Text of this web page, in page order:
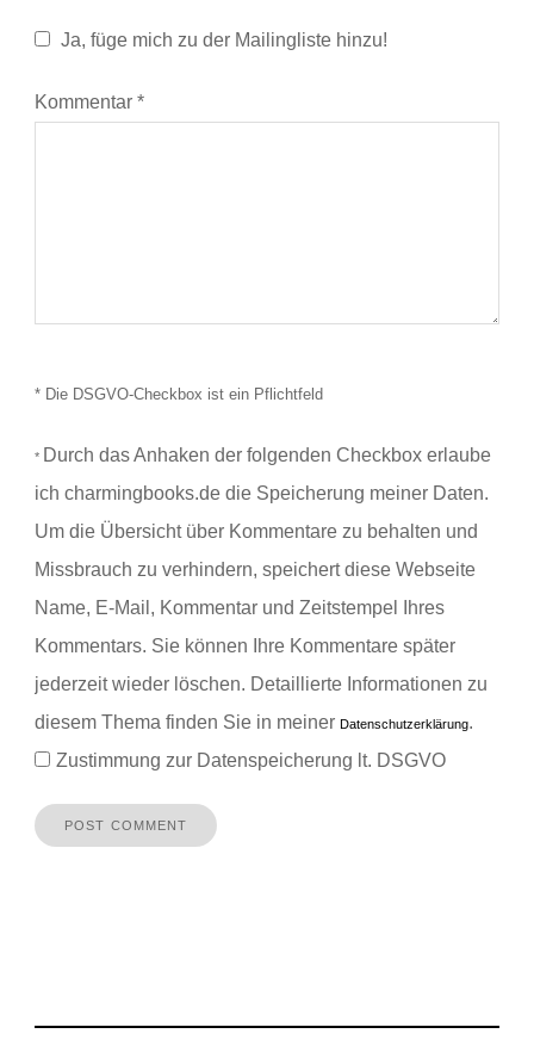
Ja, füge mich zu der Mailingliste hinzu!
Kommentar *
* Die DSGVO-Checkbox ist ein Pflichtfeld
* Durch das Anhaken der folgenden Checkbox erlaube
ich charmingbooks.de die Speicherung meiner Daten.
Um die Übersicht über Kommentare zu behalten und
Missbrauch zu verhindern, speichert diese Webseite
Name, E-Mail, Kommentar und Zeitstempel Ihres
Kommentars. Sie können Ihre Kommentare später
jederzeit wieder löschen. Detaillierte Informationen zu
diesem Thema finden Sie in meiner Datenschutzerklärung.
Zustimmung zur Datenspeicherung lt. DSGVO